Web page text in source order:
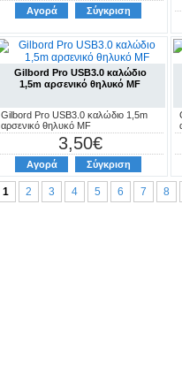
Αγορά Σύγκριση
Gilbord Pro USB3.0 καλώδιο
1,5m αρσενικό θηλυκό MF
Gilbord Pro USB3.0 καλώδιο 1,5m
αρσενικό θηλυκό MF
3,50€
Αγορά Σύγκριση
1 2 3 4 5 6 7 8